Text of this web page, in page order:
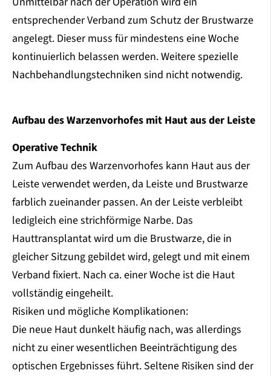
entsprechender Verband zum Schutz der Brustwarze
angelegt. Dieser muss für mindestens eine Woche
kontinuierlich belassen werden. Weitere spezielle
Nachbehandlungstechniken sind nicht notwendig.
Aufbau des Warzenvorhofes mit Haut aus der Leiste
Operative Technik
Zum Aufbau des Warzenvorhofes kann Haut aus der
Leiste verwendet werden, da Leiste und Brustwarze
farblich zueinander passen. An der Leiste verbleibt
ledigleich eine strichförmige Narbe. Das
Hauttransplantat wird um die Brustwarze, die in
gleicher Sitzung gebildet wird, gelegt und mit einem
Verband fixiert. Nach ca. einer Woche ist die Haut
vollständig eingeheilt.
Risiken und mögliche Komplikationen:
Die neue Haut dunkelt häufig nach, was allerdings
nicht zu einer wesentlichen Beeinträchtigung des
optischen Ergebnisses führt. Seltene Risiken sind der